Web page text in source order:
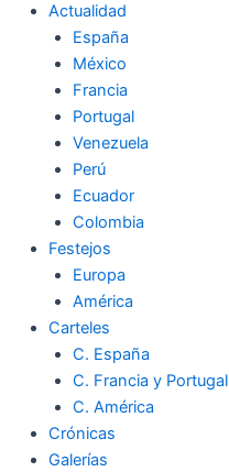
Actualidad
España
México
Francia
Portugal
Venezuela
Perú
Ecuador
Colombia
Festejos
Europa
América
Carteles
C. España
C. Francia y Portugal
C. América
Crónicas
Galerías